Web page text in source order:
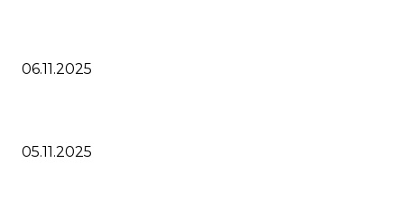
06.11.2025
05.11.2025